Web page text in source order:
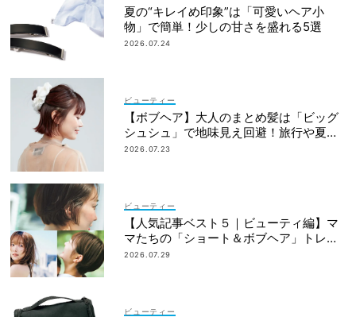
夏の“キレイめ印象”は「可愛いヘア小
物」で簡単！少しの甘さを盛れる5選
2026.07.24
ビューティー
【ボブヘア】大人のまとめ髪は「ビッグ
シュシュ」で地味見え回避！旅行や夏祭
りにも
2026.07.23
ビューティー
【人気記事ベスト５｜ビューティ編】マ
マたちの「ショート＆ボブヘア」トレン
ドが丸わかり！
2026.07.29
ビューティー